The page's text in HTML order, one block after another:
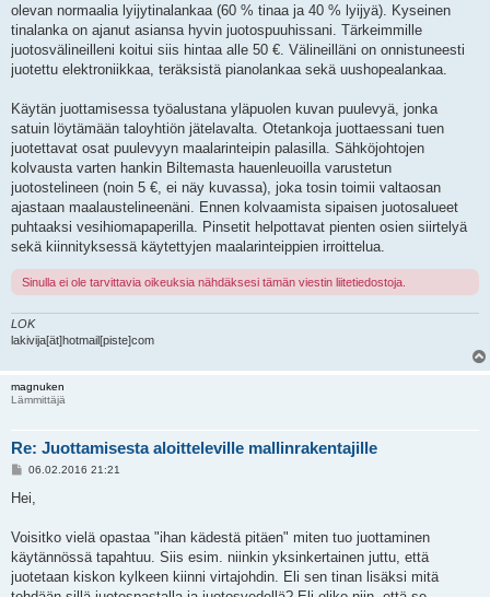
olevan normaalia lyijytinalankaa (60 % tinaa ja 40 % lyijyä). Kyseinen
tinalanka on ajanut asiansa hyvin juotospuuhissani. Tärkeimmille
juotosvälineilleni koitui siis hintaa alle 50 €. Välineilläni on onnistuneesti
juotettu elektroniikkaa, teräksistä pianolankaa sekä uushopealankaa.
Käytän juottamisessa työalustana yläpuolen kuvan puulevyä, jonka
satuin löytämään taloyhtiön jätelavalta. Otetankoja juottaessani tuen
juotettavat osat puulevyyn maalarinteipin palasilla. Sähköjohtojen
kolvausta varten hankin Biltemasta hauenleuoilla varustetun
juotostelineen (noin 5 €, ei näy kuvassa), joka tosin toimii valtaosan
ajastaan maalaustelineenäni. Ennen kolvaamista sipaisen juotosalueet
puhtaaksi vesihiomapaperilla. Pinsetit helpottavat pienten osien siirtelyä
sekä kiinnityksessä käytettyjen maalarinteippien irroittelua.
Sinulla ei ole tarvittavia oikeuksia nähdäksesi tämän viestin liitetiedostoja.
LOK
lakivija[ät]hotmail[piste]com
magnuken
Lämmittäjä
Re: Juottamisesta aloitteleville mallinrakentajille
V
e
i
06.02.2016 21:21
Hei,
Voisitko vielä opastaa "ihan kädestä pitäen" miten tuo juottaminen
käytännössä tapahtuu. Siis esim. niinkin yksinkertainen juttu, että
juotetaan kiskon kylkeen kiinni virtajohdin. Eli sen tinan lisäksi mitä